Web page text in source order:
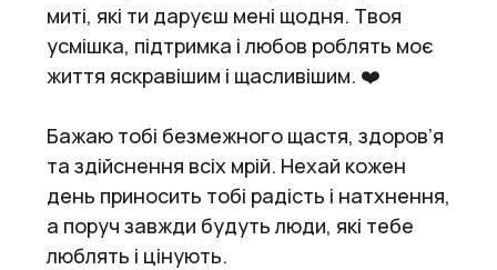
миті, які ти даруєш мені щодня. Твоя
усмішка, підтримка і любов роблять моє
життя яскравішим і щасливішим. ❤️
Бажаю тобі безмежного щастя, здоров’я
та здійснення всіх мрій. Нехай кожен
день приносить тобі радість і натхнення,
а поруч завжди будуть люди, які тебе
люблять і цінують.